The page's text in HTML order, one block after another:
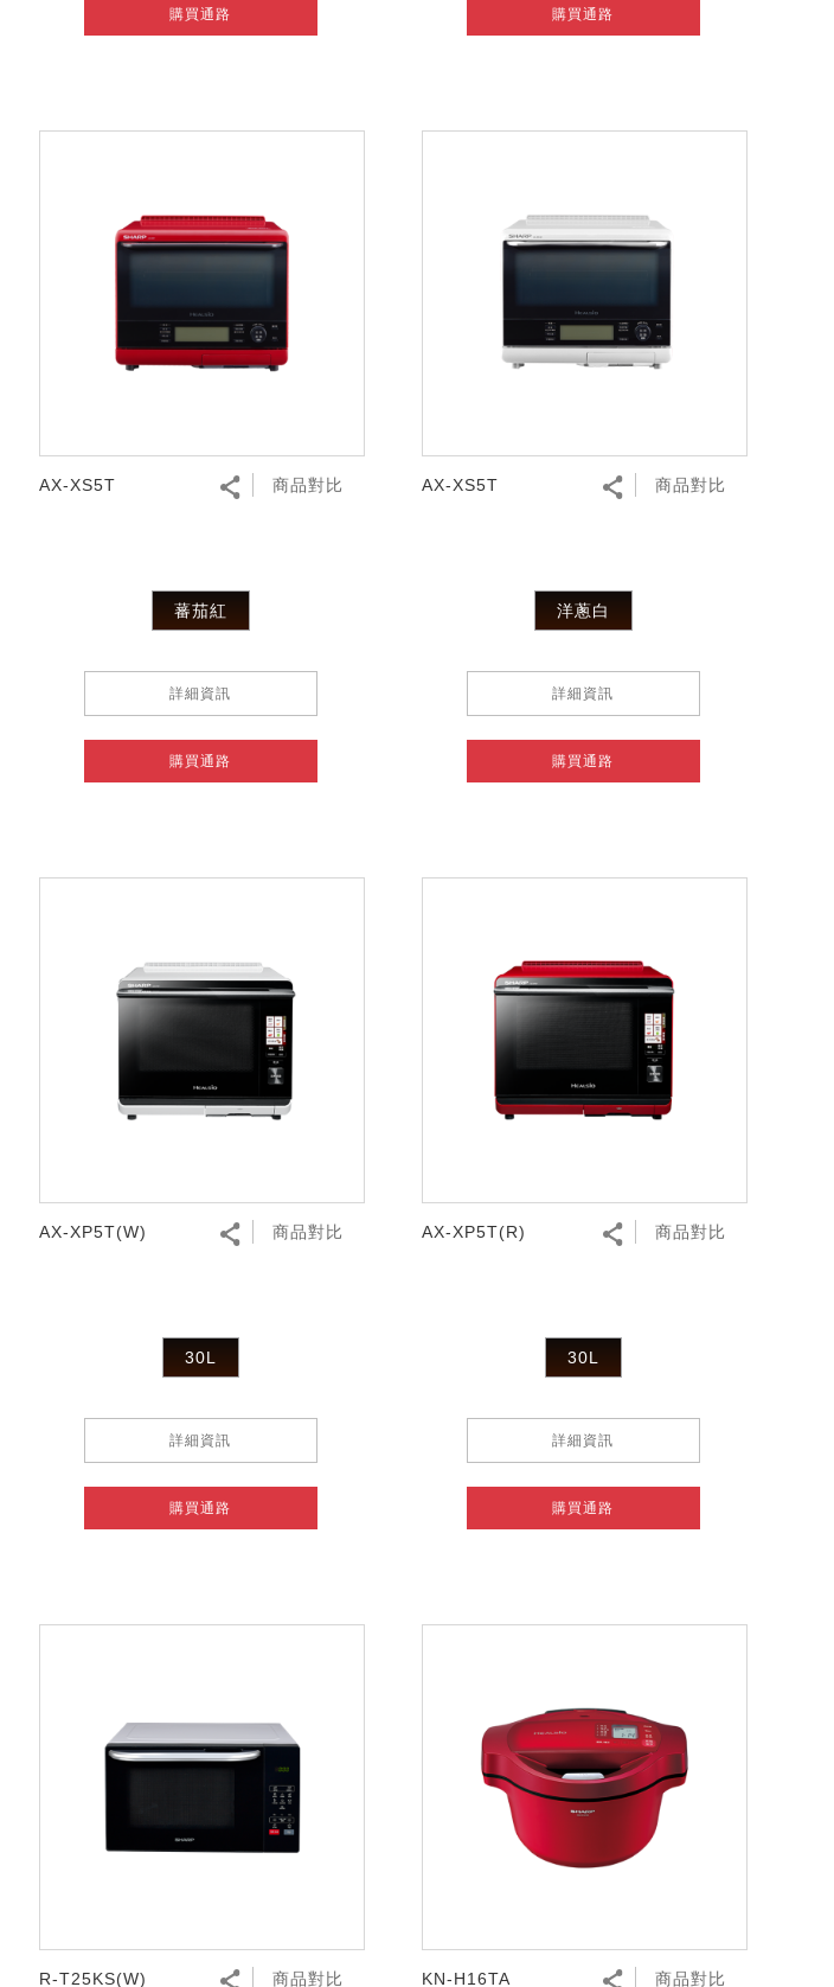
購買通路 購買通路
AX-XS5T 商品對比
蕃茄紅
詳細資訊
購買通路
AX-XS5T 商品對比
洋蔥白
詳細資訊
購買通路
AX-XP5T(W) 商品對比
30L
詳細資訊
購買通路
AX-XP5T(R) 商品對比
30L
詳細資訊
購買通路
R-T25KS(W) 商品對比 KN-H16TA 商品對比